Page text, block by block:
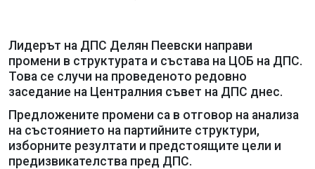
Лидерът на ДПС Делян Пеевски направи
промени в структурата и състава на ЦОБ на ДПС.
Това се случи на проведеното редовно
заседание на Централния съвет на ДПС днес.
Предложените промени са в отговор на анализа
на състоянието на партийните структури,
изборните резултати и предстоящите цели и
предизвикателства пред ДПС.